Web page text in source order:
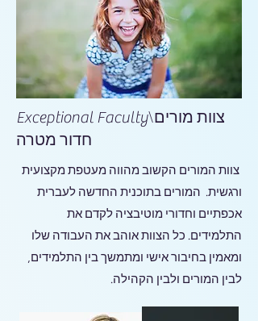
Exceptional Faculty\צוות מורים
צוות המורים הקשוב מהווה מעטפת מקצועית
ורגשית. המורים בתוכנית החדשה לעברית
אכפתיים וחדורי מוטיבציה לקדם את
התלמידים. כל הצוות אוהב את העבודה שלו
ומאמין בחיבור אישי ומתמשך בין התלמידים,
לבין המורים ולבין הקהילה.